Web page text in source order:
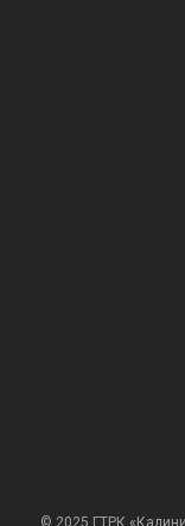
© 2025 ГТРК